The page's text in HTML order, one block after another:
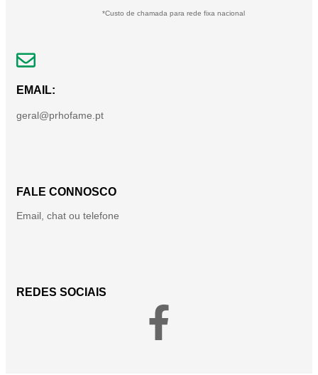
*Custo de chamada para rede fixa nacional
EMAIL:
geral@prhofame.pt
FALE CONNOSCO
Email, chat ou telefone
REDES SOCIAIS